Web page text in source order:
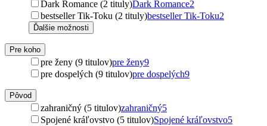
Dark Romance (2 tituly)Dark Romance2
bestseller Tik-Toku (2 tituly)bestseller Tik-Toku2
Ďalšie možnosti
Pre koho
pre ženy (9 titulov)pre ženy9
pre dospelých (9 titulov)pre dospelých9
Pôvod
zahraničný (5 titulov)zahraničný5
Spojené kráľovstvo (5 titulov)Spojené kráľovstvo5